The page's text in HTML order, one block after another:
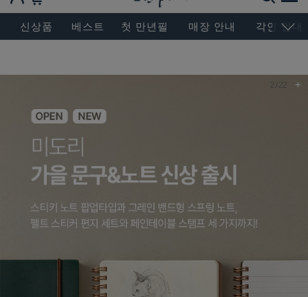
BESEN MASTERPIECE, SINCE 2004
신상품 베스트 첫 만년필 매장 안내 각인 안내
2/ 22 +